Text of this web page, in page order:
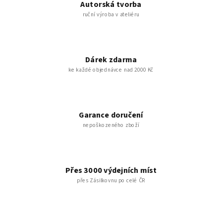
Autorská tvorba
ruční výroba v ateliéru
Dárek zdarma
ke každé objednávce nad 2000 Kč
Garance doručení
nepoškozeného zboží
Přes 3000 výdejních míst
přes Zásilkovnu po celé ČR